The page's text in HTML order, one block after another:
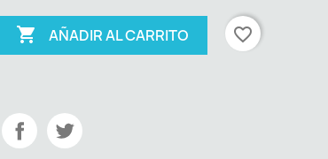
 AÑADIR AL CARRITO favorite_border